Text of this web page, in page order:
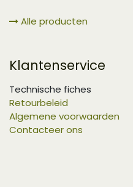
Alle producten
Klantenservice
Technische fiches
Retourbeleid
Algemene voorwaarden
Contacteer ons